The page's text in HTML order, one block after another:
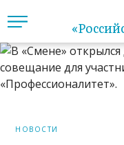
НОВОСТИ